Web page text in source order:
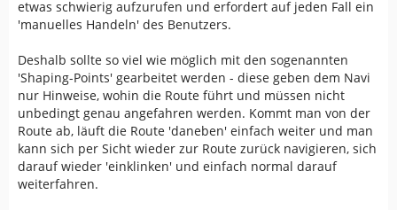
etwas schwierig aufzurufen und erfordert auf jeden Fall ein
'manuelles Handeln' des Benutzers.
Deshalb sollte so viel wie möglich mit den sogenannten
'Shaping-Points' gearbeitet werden - diese geben dem Navi
nur Hinweise, wohin die Route führt und müssen nicht
unbedingt genau angefahren werden. Kommt man von der
Route ab, läuft die Route 'daneben' einfach weiter und man
kann sich per Sicht wieder zur Route zurück navigieren, sich
darauf wieder 'einklinken' und einfach normal darauf
weiterfahren.